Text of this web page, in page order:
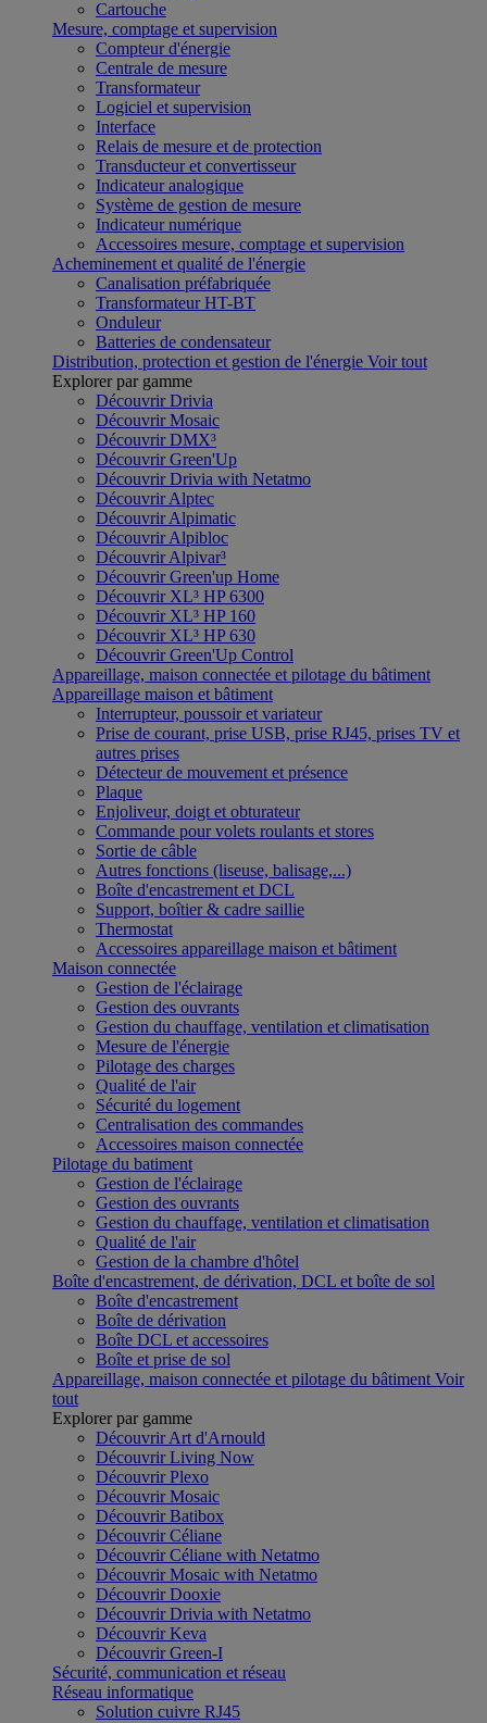
Cartouche
Mesure, comptage et supervision
Compteur d'énergie
Centrale de mesure
Transformateur
Logiciel et supervision
Interface
Relais de mesure et de protection
Transducteur et convertisseur
Indicateur analogique
Système de gestion de mesure
Indicateur numérique
Accessoires mesure, comptage et supervision
Acheminement et qualité de l'énergie
Canalisation préfabriquée
Transformateur HT-BT
Onduleur
Batteries de condensateur
Distribution, protection et gestion de l'énergie Voir tout
Explorer par gamme
Découvrir Drivia
Découvrir Mosaic
Découvrir DMX³
Découvrir Green'Up
Découvrir Drivia with Netatmo
Découvrir Alptec
Découvrir Alpimatic
Découvrir Alpibloc
Découvrir Alpivar³
Découvrir Green'up Home
Découvrir XL³ HP 6300
Découvrir XL³ HP 160
Découvrir XL³ HP 630
Découvrir Green'Up Control
Appareillage, maison connectée et pilotage du bâtiment
Appareillage maison et bâtiment
Interrupteur, poussoir et variateur
Prise de courant, prise USB, prise RJ45, prises TV et
autres prises
Détecteur de mouvement et présence
Plaque
Enjoliveur, doigt et obturateur
Commande pour volets roulants et stores
Sortie de câble
Autres fonctions (liseuse, balisage,...)
Boîte d'encastrement et DCL
Support, boîtier & cadre saillie
Thermostat
Accessoires appareillage maison et bâtiment
Maison connectée
Gestion de l'éclairage
Gestion des ouvrants
Gestion du chauffage, ventilation et climatisation
Mesure de l'énergie
Pilotage des charges
Qualité de l'air
Sécurité du logement
Centralisation des commandes
Accessoires maison connectée
Pilotage du batiment
Gestion de l'éclairage
Gestion des ouvrants
Gestion du chauffage, ventilation et climatisation
Qualité de l'air
Gestion de la chambre d'hôtel
Boîte d'encastrement, de dérivation, DCL et boîte de sol
Boîte d'encastrement
Boîte de dérivation
Boîte DCL et accessoires
Boîte et prise de sol
Appareillage, maison connectée et pilotage du bâtiment Voir
tout
Explorer par gamme
Découvrir Art d'Arnould
Découvrir Living Now
Découvrir Plexo
Découvrir Mosaic
Découvrir Batibox
Découvrir Céliane
Découvrir Céliane with Netatmo
Découvrir Mosaic with Netatmo
Découvrir Dooxie
Découvrir Drivia with Netatmo
Découvrir Keva
Découvrir Green-I
Sécurité, communication et réseau
Réseau informatique
Solution cuivre RJ45